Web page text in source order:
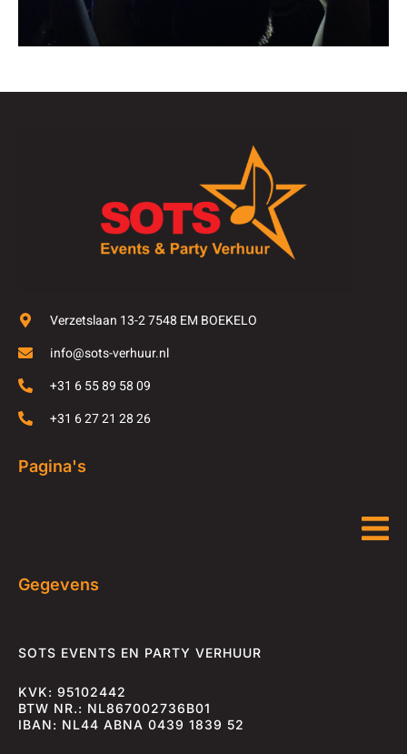
Verzetslaan 13-2 7548 EM BOEKELO
info@sots-verhuur.nl
+31 6 55 89 58 09
+31 6 27 21 28 26
Pagina's
Gegevens
SOTS EVENTS EN PARTY VERHUUR
KVK: 95102442
BTW NR.: NL867002736B01
IBAN: NL44 ABNA 0439 1839 52